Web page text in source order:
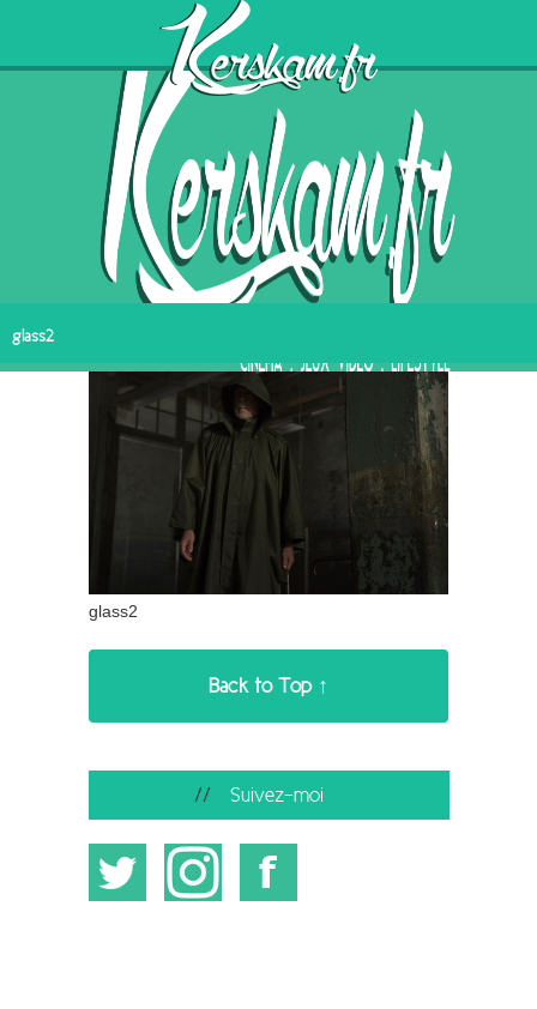
glass2
glass2
Back to Top ↑
Suivez-moi